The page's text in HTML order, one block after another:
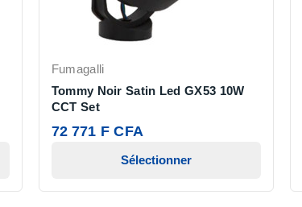
Fumagalli
Tommy Noir Satin Led GX53 10W
CCT Set
72 771 F CFA
Sélectionner